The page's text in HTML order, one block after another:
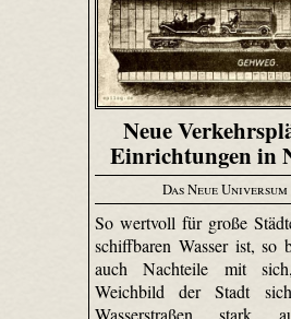
Neue
Einrichtungen in
Das Neue Universum
So wertvoll für große
schiffbaren Wasser ist, so
auch Nachteile mit
Weichbild der Stadt
Wasserstraßen stark